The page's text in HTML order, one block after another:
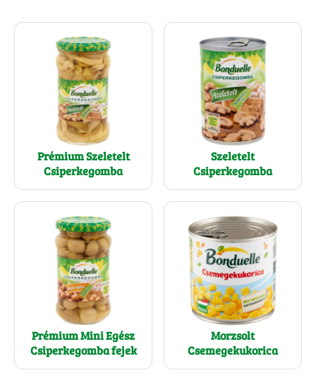
Prémium Szeletelt
Csiperkegomba
Szeletelt
Csiperkegomba
Prémium Mini Egész
Csiperkegomba fejek
Morzsolt
Csemegekukorica